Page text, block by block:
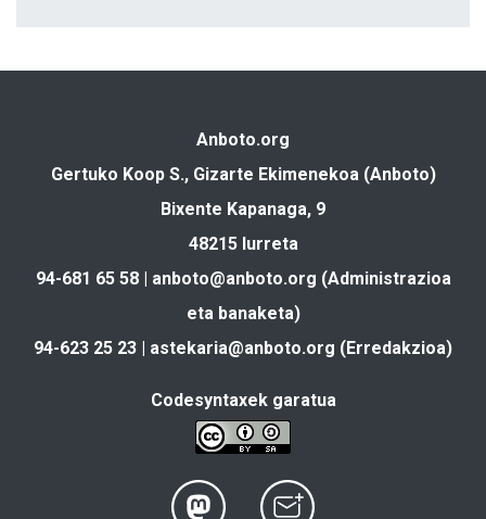
Anboto.org
Gertuko Koop S., Gizarte Ekimenekoa (Anboto)
Bixente Kapanaga, 9
48215 Iurreta
94-681 65 58 | anboto@anboto.org (Administrazioa
eta banaketa)
94-623 25 23 | astekaria@anboto.org (Erredakzioa)
Codesyntaxek garatua